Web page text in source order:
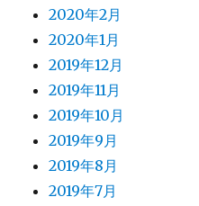
2020年2月
2020年1月
2019年12月
2019年11月
2019年10月
2019年9月
2019年8月
2019年7月